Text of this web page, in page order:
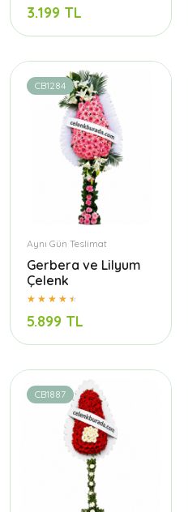
3.199 TL
CB1284
Aynı Gün Teslimat
Gerbera ve Lilyum
Çelenk
5.899 TL
CB1887